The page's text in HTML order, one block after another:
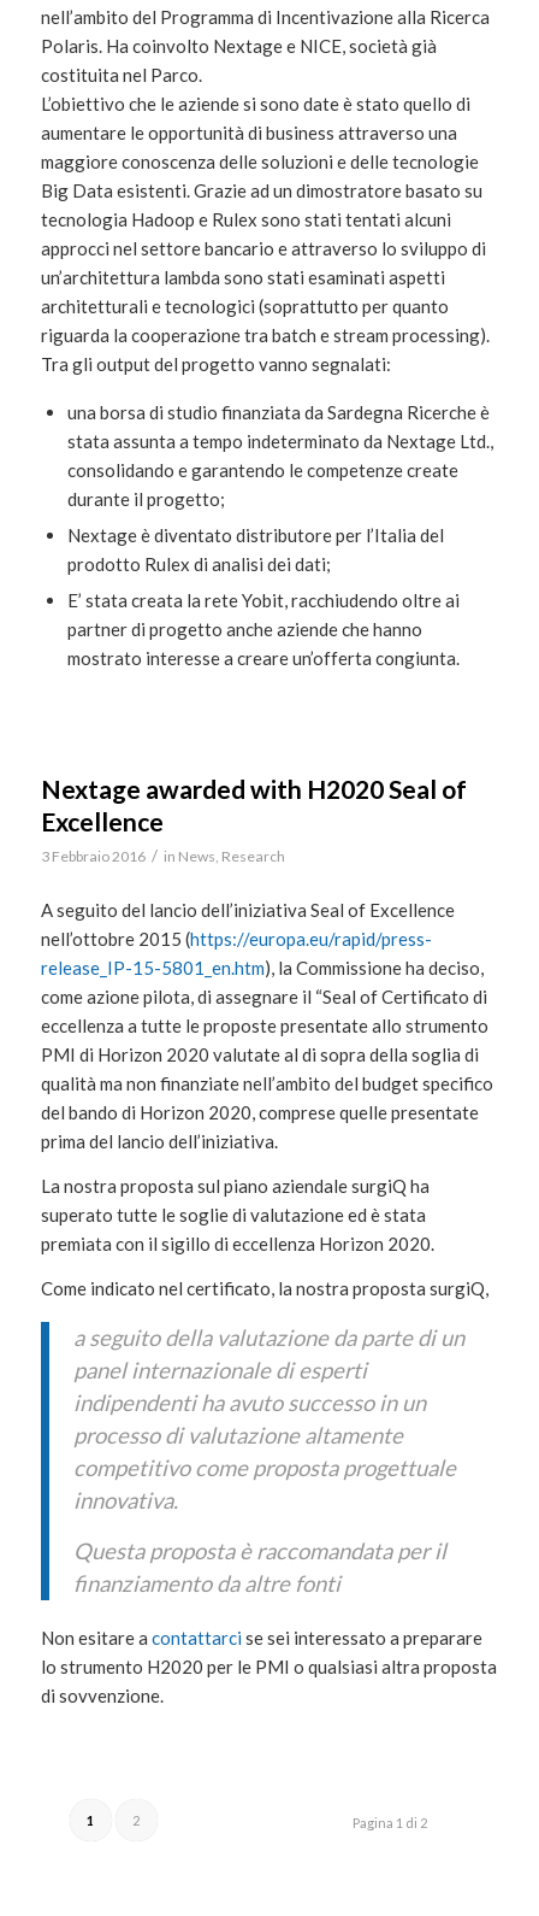
nell’ambito del Programma di Incentivazione alla Ricerca
Polaris. Ha coinvolto Nextage e NICE, società già
costituita nel Parco.
L’obiettivo che le aziende si sono date è stato quello di
aumentare le opportunità di business attraverso una
maggiore conoscenza delle soluzioni e delle tecnologie
Big Data esistenti. Grazie ad un dimostratore basato su
tecnologia Hadoop e Rulex sono stati tentati alcuni
approcci nel settore bancario e attraverso lo sviluppo di
un’architettura lambda sono stati esaminati aspetti
architetturali e tecnologici (soprattutto per quanto
riguarda la cooperazione tra batch e stream processing).
Tra gli output del progetto vanno segnalati:
una borsa di studio finanziata da Sardegna Ricerche è
stata assunta a tempo indeterminato da Nextage Ltd.,
consolidando e garantendo le competenze create
durante il progetto;
Nextage è diventato distributore per l’Italia del
prodotto Rulex di analisi dei dati;
E’ stata creata la rete Yobit, racchiudendo oltre ai
partner di progetto anche aziende che hanno
mostrato interesse a creare un’offerta congiunta.
Nextage awarded with H2020 Seal of
Excellence
3 Febbraio 2016 / in News Research
A seguito del lancio dell’iniziativa Seal of Excellence
nell’ottobre 2015 (https://europa.eu/rapid/press-
release_IP-15-5801_en.htm), la Commissione ha deciso,
come azione pilota, di assegnare il “Seal of Certificato di
eccellenza a tutte le proposte presentate allo strumento
PMI di Horizon 2020 valutate al di sopra della soglia di
qualità ma non finanziate nell’ambito del budget specifico
del bando di Horizon 2020, comprese quelle presentate
prima del lancio dell’iniziativa.
La nostra proposta sul piano aziendale surgiQ ha
superato tutte le soglie di valutazione ed è stata
premiata con il sigillo di eccellenza Horizon 2020.
Come indicato nel certificato, la nostra proposta surgiQ,
a seguito della valutazione da parte di un
panel internazionale di esperti
indipendenti ha avuto successo in un
processo di valutazione altamente
competitivo come proposta progettuale
innovativa.
Questa proposta è raccomandata per il
finanziamento da altre fonti
Non esitare a contattarci se sei interessato a preparare
lo strumento H2020 per le PMI o qualsiasi altra proposta
di sovvenzione.
Pagina 1 di 2
1 2